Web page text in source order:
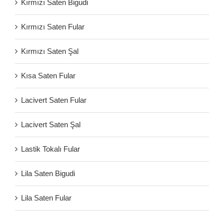
Kırmızı Saten Bigudi
Kırmızı Saten Fular
Kırmızı Saten Şal
Kısa Saten Fular
Lacivert Saten Fular
Lacivert Saten Şal
Lastik Tokalı Fular
Lila Saten Bigudi
Lila Saten Fular